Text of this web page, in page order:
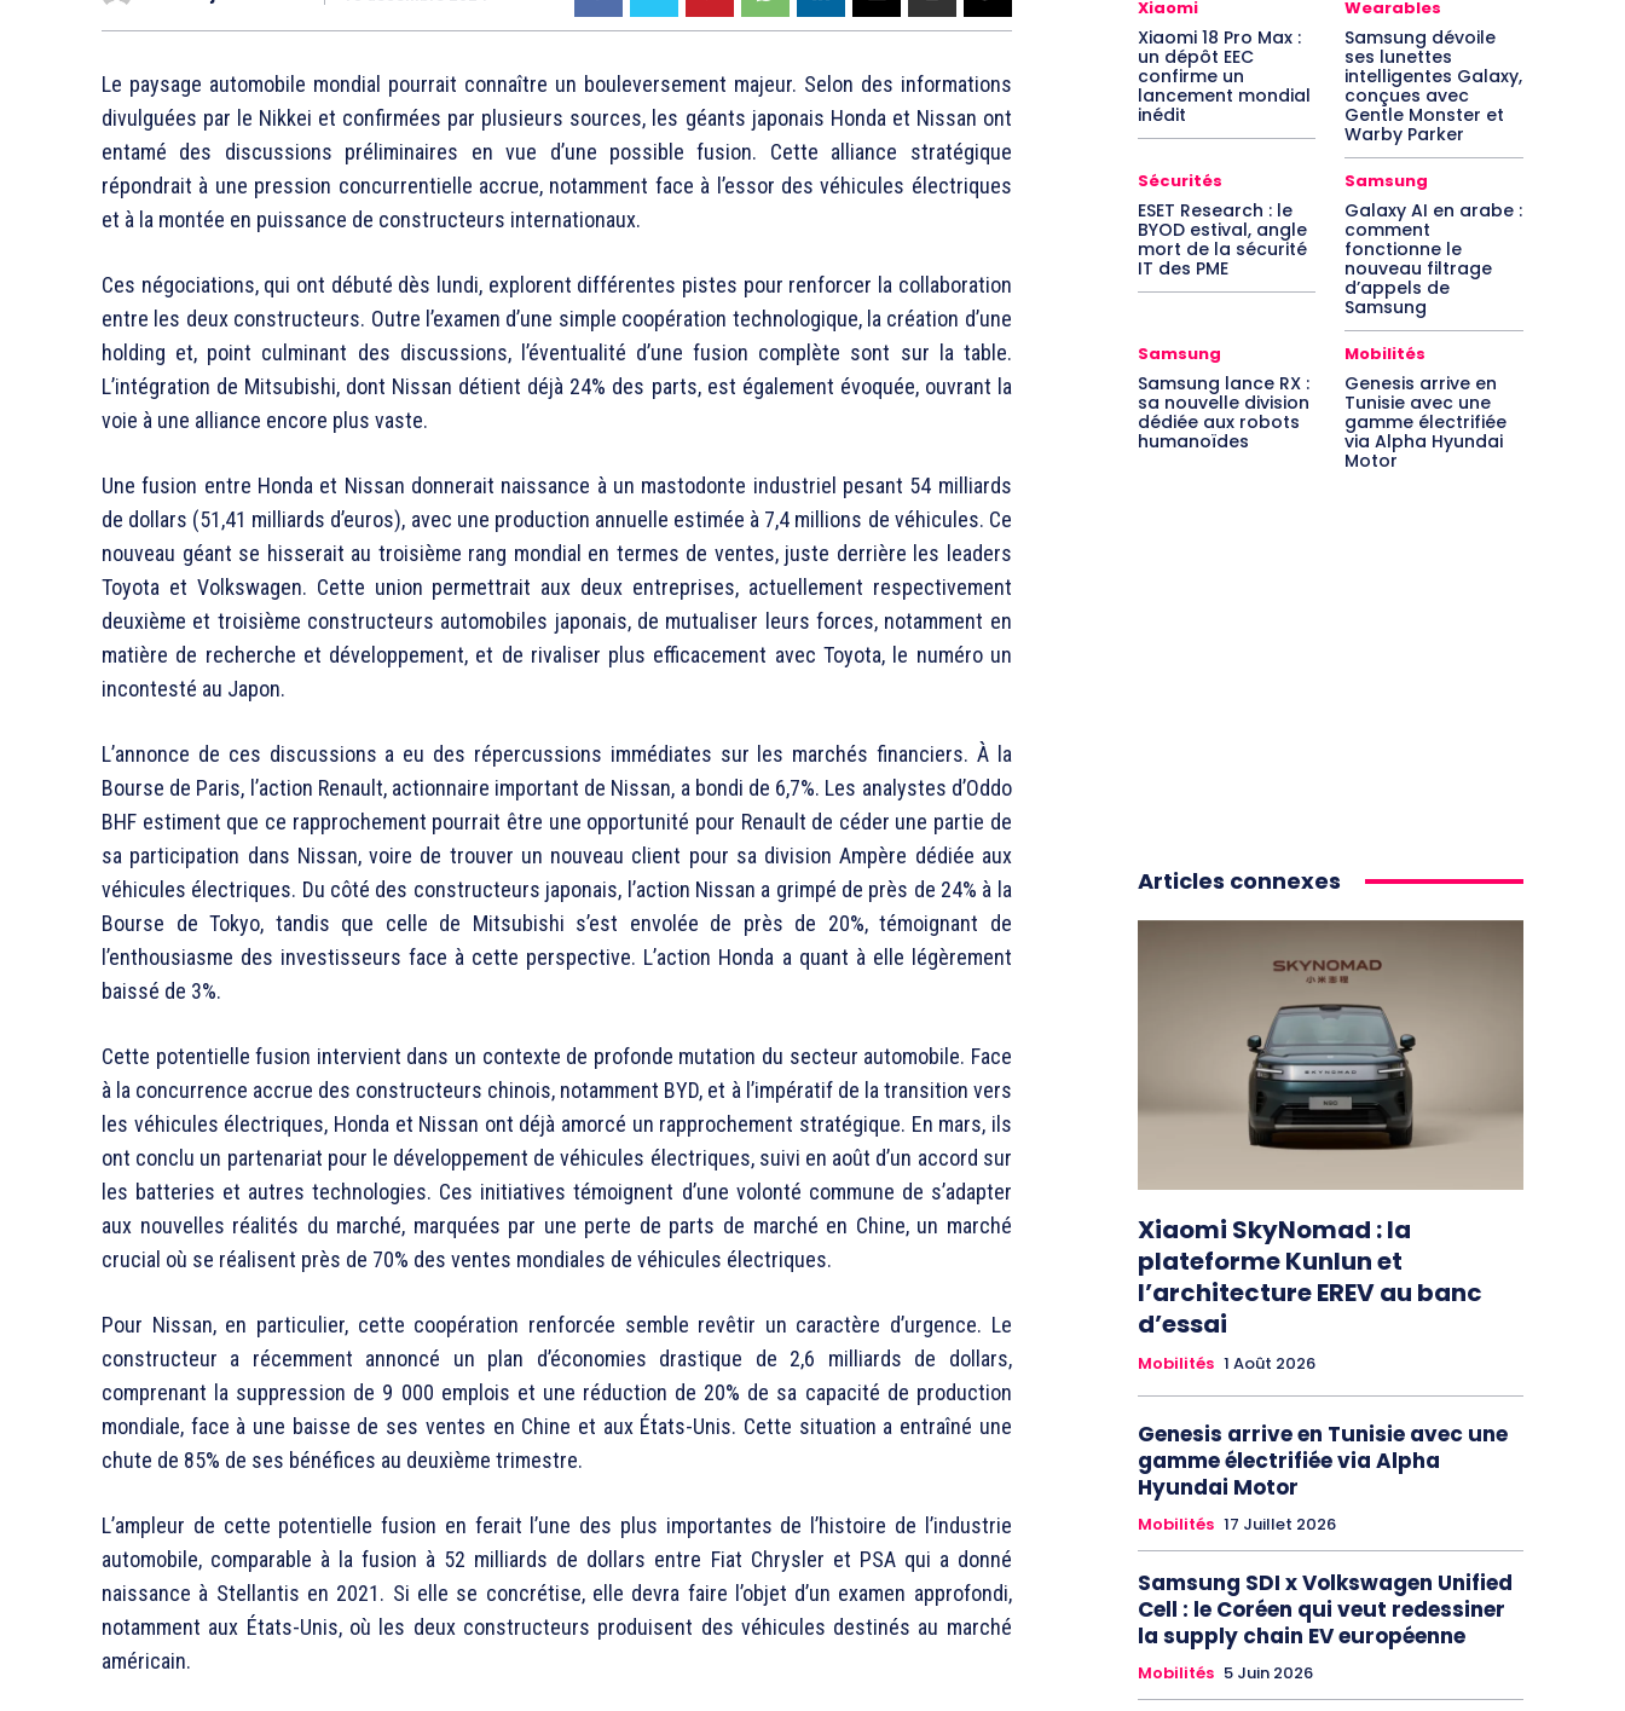
Le paysage automobile mondial pourrait connaître un bouleversement majeur. Selon des informations
divulguées par le Nikkei et confirmées par plusieurs sources, les géants japonais Honda et Nissan ont
entamé des discussions préliminaires en vue d’une possible fusion. Cette alliance stratégique
répondrait à une pression concurrentielle accrue, notamment face à l’essor des véhicules électriques
et à la montée en puissance de constructeurs internationaux.
Ces négociations, qui ont débuté dès lundi, explorent différentes pistes pour renforcer la collaboration
entre les deux constructeurs. Outre l’examen d’une simple coopération technologique, la création d’une
holding et, point culminant des discussions, l’éventualité d’une fusion complète sont sur la table.
L’intégration de Mitsubishi, dont Nissan détient déjà 24% des parts, est également évoquée, ouvrant la
voie à une alliance encore plus vaste.
Une fusion entre Honda et Nissan donnerait naissance à un mastodonte industriel pesant 54 milliards
de dollars (51,41 milliards d’euros), avec une production annuelle estimée à 7,4 millions de véhicules. Ce
nouveau géant se hisserait au troisième rang mondial en termes de ventes, juste derrière les leaders
Toyota et Volkswagen. Cette union permettrait aux deux entreprises, actuellement respectivement
deuxième et troisième constructeurs automobiles japonais, de mutualiser leurs forces, notamment en
matière de recherche et développement, et de rivaliser plus efficacement avec Toyota, le numéro un
incontesté au Japon.
L’annonce de ces discussions a eu des répercussions immédiates sur les marchés financiers. À la
Bourse de Paris, l’action Renault, actionnaire important de Nissan, a bondi de 6,7%. Les analystes d’Oddo
BHF estiment que ce rapprochement pourrait être une opportunité pour Renault de céder une partie de
sa participation dans Nissan, voire de trouver un nouveau client pour sa division Ampère dédiée aux
véhicules électriques. Du côté des constructeurs japonais, l’action Nissan a grimpé de près de 24% à la
Bourse de Tokyo, tandis que celle de Mitsubishi s’est envolée de près de 20%, témoignant de
l’enthousiasme des investisseurs face à cette perspective. L’action Honda a quant à elle légèrement
baissé de 3%.
Cette potentielle fusion intervient dans un contexte de profonde mutation du secteur automobile. Face
à la concurrence accrue des constructeurs chinois, notamment BYD, et à l’impératif de la transition vers
les véhicules électriques, Honda et Nissan ont déjà amorcé un rapprochement stratégique. En mars, ils
ont conclu un partenariat pour le développement de véhicules électriques, suivi en août d’un accord sur
les batteries et autres technologies. Ces initiatives témoignent d’une volonté commune de s’adapter
aux nouvelles réalités du marché, marquées par une perte de parts de marché en Chine, un marché
crucial où se réalisent près de 70% des ventes mondiales de véhicules électriques.
Pour Nissan, en particulier, cette coopération renforcée semble revêtir un caractère d’urgence. Le
constructeur a récemment annoncé un plan d’économies drastique de 2,6 milliards de dollars,
comprenant la suppression de 9 000 emplois et une réduction de 20% de sa capacité de production
mondiale, face à une baisse de ses ventes en Chine et aux États-Unis. Cette situation a entraîné une
chute de 85% de ses bénéfices au deuxième trimestre.
L’ampleur de cette potentielle fusion en ferait l’une des plus importantes de l’histoire de l’industrie
automobile, comparable à la fusion à 52 milliards de dollars entre Fiat Chrysler et PSA qui a donné
naissance à Stellantis en 2021. Si elle se concrétise, elle devra faire l’objet d’un examen approfondi,
notamment aux États-Unis, où les deux constructeurs produisent des véhicules destinés au marché
américain.
Xiaomi
Xiaomi 18 Pro Max :
un dépôt EEC
confirme un
lancement mondial
inédit
Wearables
Samsung dévoile
ses lunettes
intelligentes Galaxy,
conçues avec
Gentle Monster et
Warby Parker
Sécurités
ESET Research : le
BYOD estival, angle
mort de la sécurité
IT des PME
Samsung
Galaxy AI en arabe :
comment
fonctionne le
nouveau filtrage
d’appels de
Samsung
Samsung
Samsung lance RX :
sa nouvelle division
dédiée aux robots
humanoïdes
Mobilités
Genesis arrive en
Tunisie avec une
gamme électrifiée
via Alpha Hyundai
Motor
Articles connexes
Xiaomi SkyNomad : la
plateforme Kunlun et
l’architecture EREV au banc
d’essai
Mobilités 1 Août 2026
Genesis arrive en Tunisie avec une
gamme électrifiée via Alpha
Hyundai Motor
Mobilités 17 Juillet 2026
Samsung SDI x Volkswagen Unified
Cell : le Coréen qui veut redessiner
la supply chain EV européenne
Mobilités 5 Juin 2026